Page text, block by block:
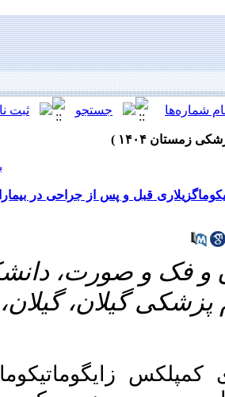
برگشت به فهرست نسخه
در بیماران بیمارستان
دانشکده
گیلان، ایران